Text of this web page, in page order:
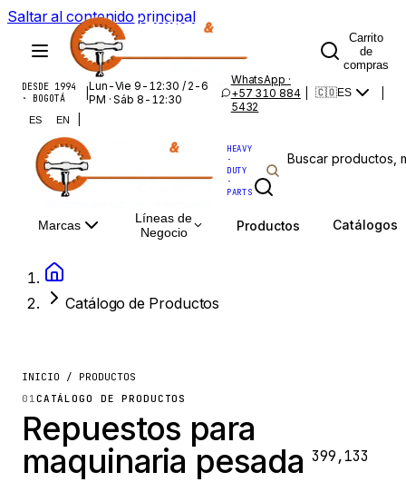
Saltar al contenido principal
Carrito
de
compras
DESDE 1994
· BOGOTÁ
Lun-Vie 9-12:30 / 2-6
PM · Sáb 8-12:30
WhatsApp ·
+57 310 884
5432
🇨🇴ES
ES EN
HEAVY
·
DUTY
·
PARTS
Marcas
Líneas de
Negocio
Productos Catálogos
Catálogo de Productos
INICIO / PRODUCTOS
01CATÁLOGO DE PRODUCTOS
Repuestos para
maquinaria pesada 399,133